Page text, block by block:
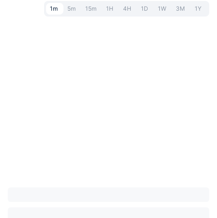
1m 5m 15m 1H 4H 1D 1W 3M 1Y